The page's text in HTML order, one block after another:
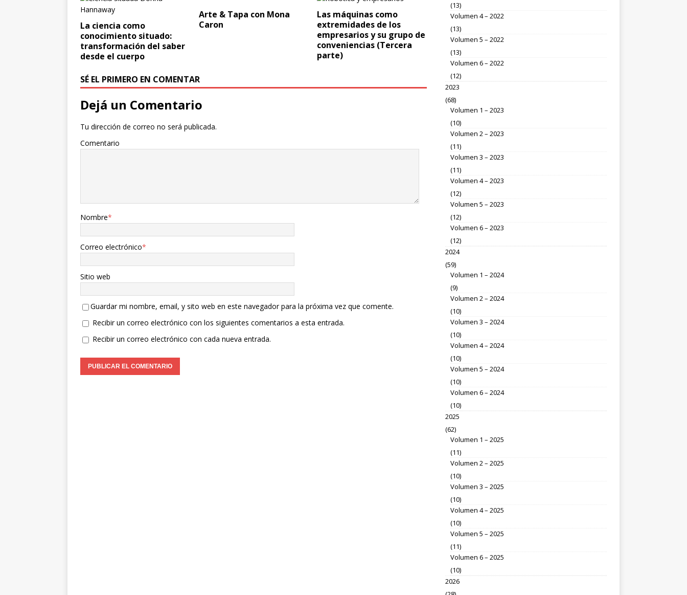
La ciencia como
conocimiento situado:
transformación del saber
desde el cuerpo
Arte & Tapa con Mona
Caron
Las máquinas como
extremidades de los
empresarios y su grupo de
conveniencias (Tercera
parte)
SÉ EL PRIMERO EN COMENTAR
Dejá un Comentario
Tu dirección de correo no será publicada.
Comentario
Nombre*
Correo electrónico*
Sitio web
Guardar mi nombre, email, y sito web en este navegador para la próxima vez que comente.
Recibir un correo electrónico con los siguientes comentarios a esta entrada.
Recibir un correo electrónico con cada nueva entrada.
(13)
Volumen 4 – 2022
(13)
Volumen 5 – 2022
(13)
Volumen 6 – 2022
(12)
2023
(68)
Volumen 1 – 2023
(10)
Volumen 2 – 2023
(11)
Volumen 3 – 2023
(11)
Volumen 4 – 2023
(12)
Volumen 5 – 2023
(12)
Volumen 6 – 2023
(12)
2024
(59)
Volumen 1 – 2024
(9)
Volumen 2 – 2024
(10)
Volumen 3 – 2024
(10)
Volumen 4 – 2024
(10)
Volumen 5 – 2024
(10)
Volumen 6 – 2024
(10)
2025
(62)
Volumen 1 – 2025
(11)
Volumen 2 – 2025
(10)
Volumen 3 – 2025
(10)
Volumen 4 – 2025
(10)
Volumen 5 – 2025
(11)
Volumen 6 – 2025
(10)
2026